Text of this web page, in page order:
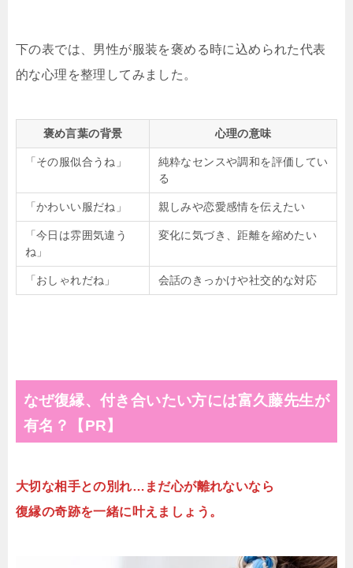
下の表では、男性が服装を褒める時に込められた代表
的な心理を整理してみました。
褒め言葉の背景 心理の意味
「その服似合うね」
純粋なセンスや調和を評価してい
る
「かわいい服だね」 親しみや恋愛感情を伝えたい
「今日は雰囲気違う
ね」
変化に気づき、距離を縮めたい
「おしゃれだね」 会話のきっかけや社交的な対応
なぜ復縁、付き合いたい方には富久藤先生が
有名？【PR】
大切な相手との別れ…まだ心が離れないなら
復縁の奇跡を一緒に叶えましょう。